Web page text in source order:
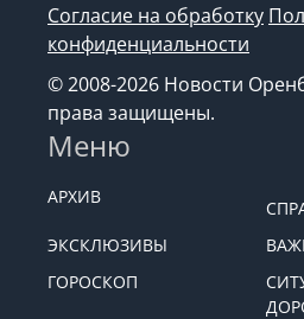
Согласие на обработку
конфиденциальности
© 2008-2026 Новости
права защищены.
Меню
АРХИВ
ЭКСКЛЮЗИВЫ
ГОРОСКОП